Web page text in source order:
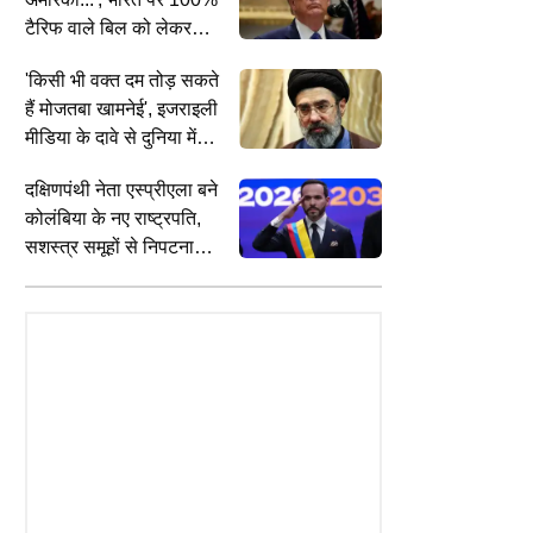
BUSINESS
टैरिफ वाले बिल को लेकर
'किसी भी वक्त दम तोड़ सकते
हैं मोजतबा खामनेई', इजराइली
मीडिया के दावे से दुनिया में
दक्षिणपंथी नेता एस्प्रीएला बने
कोलंबिया के नए राष्ट्रपति,
सशस्त्र समूहों से निपटना